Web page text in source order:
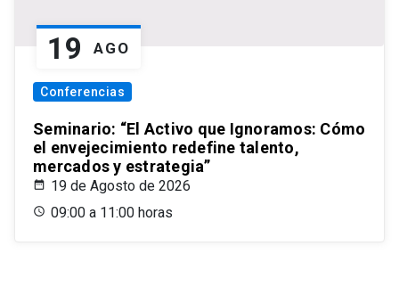
19 AGO
Conferencias
Seminario: “El Activo que Ignoramos: Cómo
el envejecimiento redefine talento,
mercados y estrategia”
19 de Agosto de 2026
09:00 a 11:00 horas